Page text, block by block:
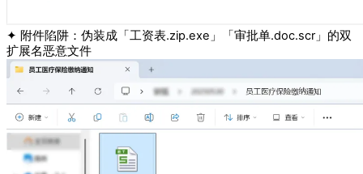
✦ 附件陷阱：伪装成「工资表.zip.exe」「审批单.doc.scr」的双
扩展名恶意文件